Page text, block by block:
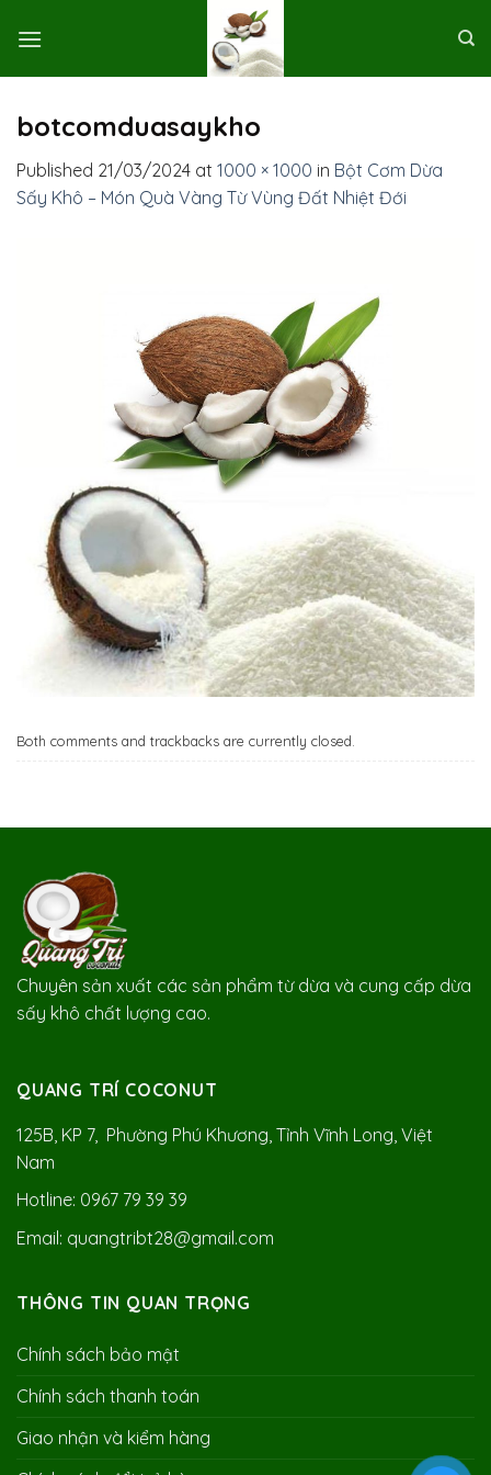
botcomduasaykho
Published 21/03/2024 at 1000 × 1000 in Bột Cơm Dừa
Sấy Khô – Món Quà Vàng Từ Vùng Đất Nhiệt Đới
Both comments and trackbacks are currently closed.
Chuyên sản xuất các sản phẩm từ dừa và cung cấp dừa
sấy khô chất lượng cao.
QUANG TRÍ COCONUT
125B, KP 7, Phường Phú Khương, Tỉnh Vĩnh Long, Việt
Nam
Hotline: 0967 79 39 39
Email: quangtribt28@gmail.com
THÔNG TIN QUAN TRỌNG
Chính sách bảo mật
Chính sách thanh toán
Giao nhận và kiểm hàng